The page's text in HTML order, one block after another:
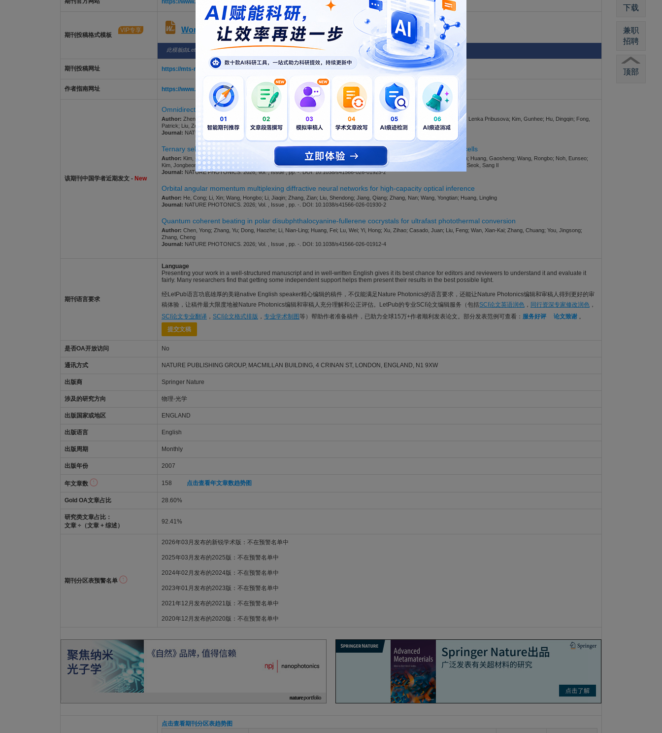
https://www.nature.com/nphoton/
期刊投稿格式模板
VIP专享 Word版格式模板
此模板由LetPub整理，仅供参考。 可免费下载，并享1w+期刊模板资源。
期刊投稿网址 https://mts-nphot.nature.com/
作者指南网址 https://www.nature.com/nphoton/submission-guidelines
该期刊中国学者近期发文 - New
Omnidirectional ionic locking network for stable perovskite photovoltaics
Author: Zheng, Daming; Miao, Tianyin; Zhang, Zuhong; Vegso, Karol; Zhu, Tao; Wang, Luyao; Xu, Zhiyuan; Ullah, Sami; Slusna, Lenka Pribusova; Kim, Gunhee; Hu, Dingqin; Fong,
Patrick; Liu, Zonghao; Lv, Jie; Siffalovic, Peter; Mrkyvkova, Nada; Chen, Wei; Abate, Antonio; Li, Meng; Li, Gang
Journal: NATURE PHOTONICS. 2026; Vol. , Issue , pp. -. DOI: 10.1038/s41566-026-01918-y
Ternary self-assembled molecular contact for ambient-processed perovskite/silicon tandem solar cells
Author: Kim, Gwisu; Prasetio, Adi; Noh, Young Im; Park, Yerang; Utomo, Drajad Satrio; Allen, Thomas G.; Azmi, Randi; Nan, Sun; Huang, Gaosheng; Wang, Rongbo; Noh, Eunseo;
Kim, Jongbeom; Shin, Nahye; Imran, Imil Fadli; Han, Seongmin; Lee, Yonghui; Ding, Kaining; Choi, Kyoung Jin; De Wolf, Stefaan; Seok, Sang Il
Journal: NATURE PHOTONICS. 2026; Vol. , Issue , pp. -. DOI: 10.1038/s41566-026-01925-z
Orbital angular momentum multiplexing diffractive neural networks for high-capacity optical inference
Author: He, Cong; Li, Xin; Wang, Hongbo; Li, Jiaqin; Zhang, Zian; Liu, Shendong; Jiang, Qiang; Zhang, Nan; Wang, Yongtian; Huang, Lingling
Journal: NATURE PHOTONICS. 2026; Vol. , Issue , pp. -. DOI: 10.1038/s41566-026-01930-2
Quantum coherent beating in polar disubphthalocyanine-fullerene cocrystals for ultrafast photothermal conversion
Author: Chen, Yong; Zhang, Yu; Dong, Haozhe; Li, Nian-Ling; Huang, Fei; Lu, Wei; Yi, Hong; Xu, Zihao; Casado, Juan; Liu, Feng; Wan, Xian-Kai; Zhang, Chuang; You, Jingsong;
Zhang, Cheng
Journal: NATURE PHOTONICS. 2026; Vol. , Issue , pp. -. DOI: 10.1038/s41566-026-01912-4
期刊语言要求
Language
Presenting your work in a well-structured manuscript and in well-written English gives it its best chance for editors and reviewers to understand it and evaluate it
fairly. Many researchers find that getting some independent support helps them present their results in the best possible light.
经LetPub语言功底雄厚的美籍native English speaker精心编辑的稿件，不仅能满足Nature Photonics的语言要求，还能让Nature Photonics编辑和审稿人得到更好的审
稿体验，让稿件最大限度地被Nature Photonics编辑和审稿人充分理解和公正评估。LetPub的专业SCI论文编辑服务（包括SCI论文英语润色 ， 同行资深专家修改润色 ，
SCI论文专业翻译 ， SCI论文格式排版 ， 专业学术制图等）帮助作者准备稿件，已助力全球15万+作者顺利发表论文。部分发表范例可查看： 服务好评 论文致谢 。
提交文稿
是否OA开放访问 No
通讯方式 NATURE PUBLISHING GROUP, MACMILLAN BUILDING, 4 CRINAN ST, LONDON, ENGLAND, N1 9XW
出版商 Springer Nature
涉及的研究方向 物理-光学
出版国家或地区 ENGLAND
出版语言 English
出版周期 Monthly
出版年份 2007
年文章数 158 点击查看年文章数趋势图
Gold OA文章占比 28.60%
研究类文章占比：
文章 ÷（文章 + 综述）
92.41%
期刊分区表预警名单
2026年03月发布的新锐学术版：不在预警名单中
2025年03月发布的2025版：不在预警名单中
2024年02月发布的2024版：不在预警名单中
2023年01月发布的2023版：不在预警名单中
2021年12月发布的2021版：不在预警名单中
2020年12月发布的2020版：不在预警名单中
点击查看期刊分区表趋势图
下载
兼职
招聘
顶部